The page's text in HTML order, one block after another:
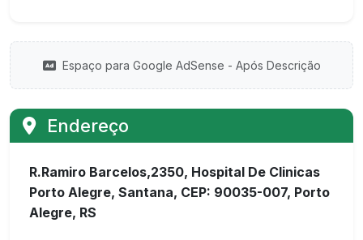
Espaço para Google AdSense - Após Descrição
Endereço
R.Ramiro Barcelos,2350, Hospital De Clinicas
Porto Alegre, Santana, CEP: 90035-007, Porto
Alegre, RS